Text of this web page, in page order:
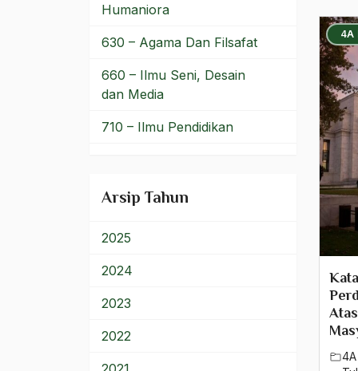
4A
Humaniora
630 – Agama Dan Filsafat
660 – Ilmu Seni, Desain
dan Media
710 – Ilmu Pendidikan
Arsip Tahun
2025
2024
2023
2022
Kahar Mudzakir
kahar muzakar
Kaidah Hukum Islam
Kain Ulos
Kairo
kajian wilayah
Kalender Islam
Kalender Jawa
Kamal Attaturk
Kampanye Berbisik
Kamus 'Ain